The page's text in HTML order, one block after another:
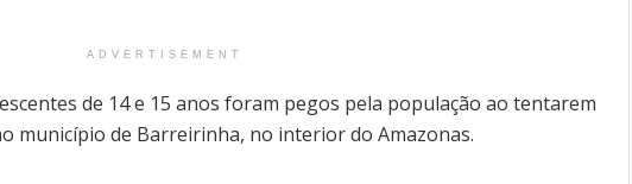
ADVERTISEMENT
de 14 e 15 anos foram pegos pela população ao tentarem
município de Barreirinha, no interior do Amazonas.